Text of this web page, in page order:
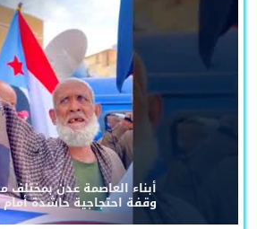
أبناء العاصمة عدن بمختلف
وقفة احتجاجية حاشدة